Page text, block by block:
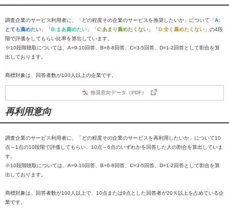
調査企業のサービス利用者に、「どの程度その企業のサービスを推奨したいか」について「A:
とても薦めたい 」「B:まあ薦めたい 」「C:あまり薦めたくない 」「D:全く薦めたくない 」の4段
階で評価をしてもらい比率を算出しています。
※10段階聴取については、A=9-10回答、B=6-8回答、C=3-5回答、D=1-2回答として割合を算
出しております。
商標対象は、回答者数が100人以上の企業です。
推奨意向データ（PDF）
再利用意向
調査企業のサービス利用者に、「どの程度その企業のサービスを再利用したいか」について10
点～1点の10段階で評価してもらい、10点～6点のいずれかを回答した人の割合を算出していま
す。
※10段階聴取については、A=9-10回答、B=6-8回答、C=3-5回答、D=1-2回答として割合を算
出しております。
商標対象は、回答者数が100人以上で、10点または9点とした回答者が20％以上を占めている企
業です。